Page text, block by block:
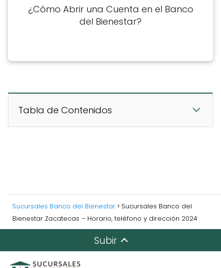
¿Cómo Abrir una Cuenta en el Banco
del Bienestar?
Tabla de Contenidos
Sucursales Banco del Bienestar
Sucursales Banco del
Bienestar Zacatecas – Horario, teléfono y dirección 2024
Subir